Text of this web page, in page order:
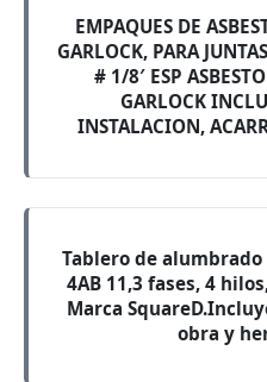
EMPAQUES DE
GARLOCK, PARA
# 1/8′ ESP
GARLOCK
INSTALACION,
Tablero de
4AB 11,3 fases, 4
Marca
obra y